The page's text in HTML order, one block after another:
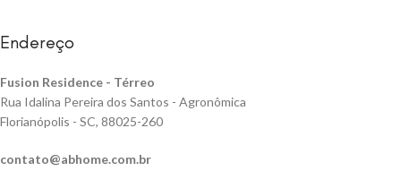
Endereço
Fusion Residence - Térreo
Rua Idalina Pereira dos Santos - Agronômica
Florianópolis - SC, 88025-260
contato@abhome.com.br